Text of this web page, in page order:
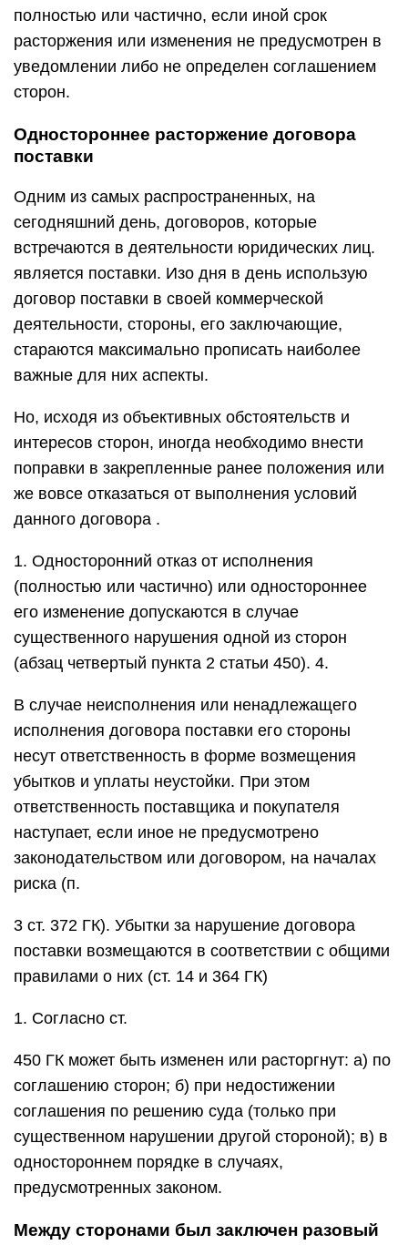
полностью или частично, если иной срок
расторжения или изменения не предусмотрен в
уведомлении либо не определен соглашением
сторон.
Одностороннее расторжение договора
поставки
Одним из самых распространенных, на
сегодняшний день, договоров, которые
встречаются в деятельности юридических лиц.
является поставки. Изо дня в день использую
договор поставки в своей коммерческой
деятельности, стороны, его заключающие,
стараются максимально прописать наиболее
важные для них аспекты.
Но, исходя из объективных обстоятельств и
интересов сторон, иногда необходимо внести
поправки в закрепленные ранее положения или
же вовсе отказаться от выполнения условий
данного договора .
1. Односторонний отказ от исполнения
(полностью или частично) или одностороннее
его изменение допускаются в случае
существенного нарушения одной из сторон
(абзац четвертый пункта 2 статьи 450). 4.
В случае неисполнения или ненадлежащего
исполнения договора поставки его стороны
несут ответственность в форме возмещения
убытков и уплаты неустойки. При этом
ответственность поставщика и покупателя
наступает, если иное не предусмотрено
законодательством или договором, на началах
риска (п.
3 ст. 372 ГК). Убытки за нарушение договора
поставки возмещаются в соответствии с общими
правилами о них (ст. 14 и 364 ГК)
1. Согласно ст.
450 ГК может быть изменен или расторгнут: а) по
соглашению сторон; б) при недостижении
соглашения по решению суда (только при
существенном нарушении другой стороной); в) в
одностороннем порядке в случаях,
предусмотренных законом.
Между сторонами был заключен разовый